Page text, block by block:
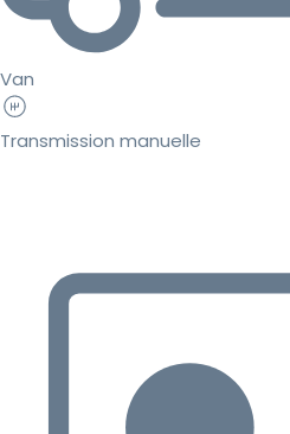
Van
Transmission manuelle